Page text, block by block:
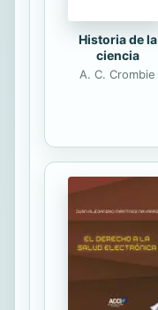
Historia de la
ciencia
A. C. Crombie